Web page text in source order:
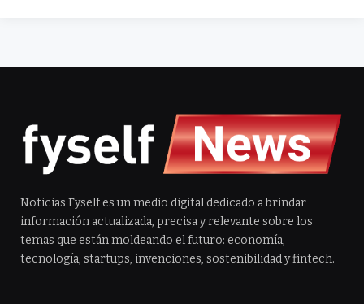
Noticias Fyself es un medio digital dedicado a brindar
información actualizada, precisa y relevante sobre los
temas que están moldeando el futuro: economía,
tecnología, startups, invenciones, sostenibilidad y fintech.